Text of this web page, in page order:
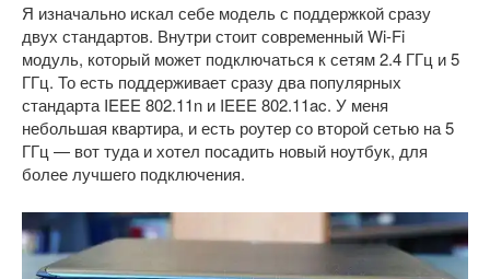
Я изначально искал себе модель с поддержкой сразу
двух стандартов. Внутри стоит современный Wi-Fi
модуль, который может подключаться к сетям 2.4 ГГц и 5
ГГц. То есть поддерживает сразу два популярных
стандарта IEEE 802.11n и IEEE 802.11ac. У меня
небольшая квартира, и есть роутер со второй сетью на 5
ГГц — вот туда и хотел посадить новый ноутбук, для
более лучшего подключения.